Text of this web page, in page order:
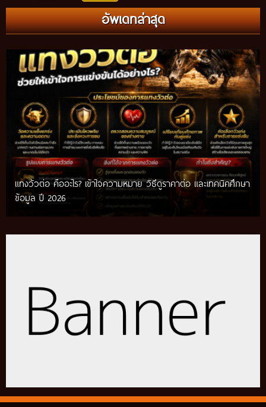
อัพเดทล่าสุด
แทงวัวรอง คืออะไร? วิธีศึกษาวัวรอง พร้อมเทคนิควิเคราะห์ข้อมูล
ก่อนติดตามการแข่งขัน ปี 2026
แทงวัวต่อ คืออะไร? เข้าใจความหมาย วิธีดูราคาต่อ และเทคนิคศึกษา
ข้อมูล ปี 2026
เทคนิคแทงวัวชน รวมวิธีศึกษาข้อมูลก่อนติดตามการแข่งขัน พร้อม
แนวทางสำหรับผู้เริ่มต้น ปี 2026